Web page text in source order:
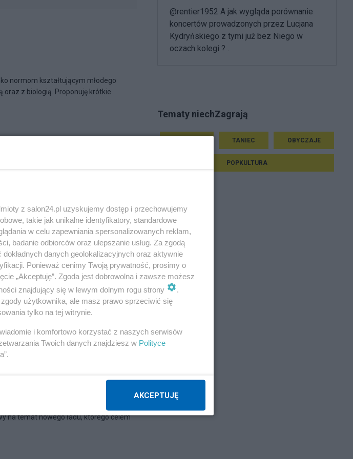
normom kształtującym młodego
oraz z biologią. Proponuję krótkie
się wątek władzy, która ma być
na temat nowego ładu, którego celem
@rentier1952 A jak wygląda porównanie
koncertów prowadzonych przez Lucjana
Kydryńskiego z tymi już bez Niego w
oczach kolegi ? .
Tematy niechZagrają
TANIEC OBYCZAJE
POPKULTURA
z salon24.pl uzyskujemy dostęp i przechowujemy
takie jak unikalne identyfikatory, standardowe
w celu zapewniania spersonalizowanych reklam,
badanie odbiorców oraz ulepszanie usług. Za zgodą
danych geolokalizacyjnych oraz aktywnie
Ponieważ cenimy Twoją prywatność, prosimy o
„Akceptuję”. Zgoda jest dobrowolna i zawsze możesz
znajdujący się w lewym dolnym rogu strony
.
użytkownika, ale masz prawo sprzeciwić się
tylko na tej witrynie.
i komfortowo korzystać z naszych serwisów
Twoich danych znajdziesz w Polityce
AKCEPTUJĘ